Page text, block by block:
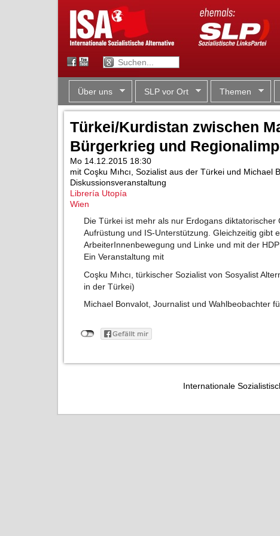
Über uns SLP vor Ort Themen
Türkei/Kurdistan zwischen
Bürgerkrieg und
Mo 14.12.2015 18:30
mit Coşku Mıhcı, Sozialist aus der Türkei und Michael
Diskussionsveranstaltung
Librería Utopía
Wien
Die Türkei ist mehr als nur Erdogans
Aufrüstung und IS-Unterstützung. Gleichzeitig gibt
ArbeiterInnenbewegung und Linke und mit der
Ein Veranstaltung mit
Coşku Mıhcı, türkischer Sozialist von Sosyalist
in der Türkei)
Michael Bonvalot, Journalist und Wahlbeobachter
Internationale